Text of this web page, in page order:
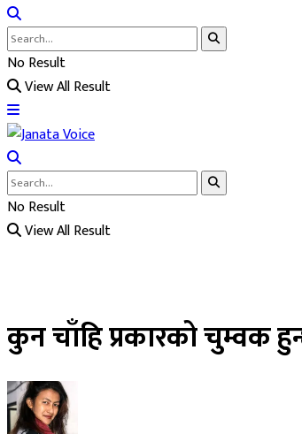
No Result
View All Result
No Result
View All Result
कुन चाँहि प्रकारको चुम्वक